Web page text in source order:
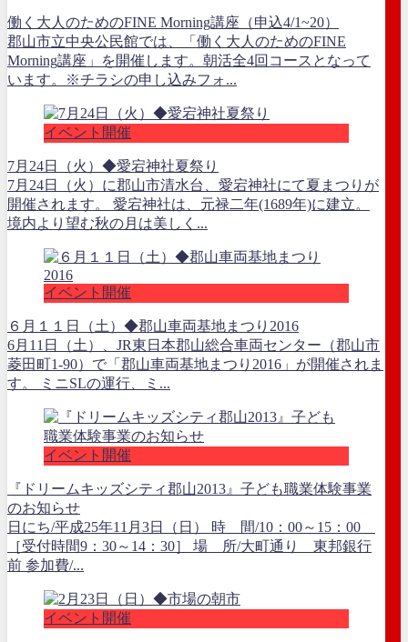
働く大人のためのFINE Morning講座（申込4/1~20）
郡山市立中央公民館では、「働く大人のためのFINE
Morning講座」を開催します。朝活全4回コースとなって
います。※チラシの申し込みフォ...
イベント開催
7月24日（火）◆愛宕神社夏祭り
7月24日（火）に郡山市清水台、愛宕神社にて夏まつりが
開催されます。 愛宕神社は、元禄二年(1689年)に建立。
境内より望む秋の月は美しく...
イベント開催
６月１１日（土）◆郡山車両基地まつり2016
6月11日（土）、JR東日本郡山総合車両センター（郡山市
菱田町1-90）で「郡山車両基地まつり2016」が開催されま
す。 ミニSLの運行、ミ...
イベント開催
『ドリームキッズシティ郡山2013』子ども職業体験事業
のお知らせ
日にち/平成25年11月3日（日） 時 間/10：00～15：00
［受付時間9：30～14：30］ 場 所/大町通り 東邦銀行
前 参加費/...
イベント開催